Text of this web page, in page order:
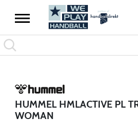
HUMMEL HMLACTIVE PL
WOMAN